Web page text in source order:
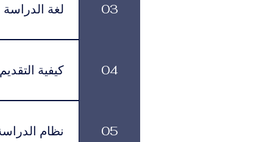
لموافقة التأشيرة وأنظمة السفر.
03 لغة الدراسة
يتم تقديم البرنامج باللغة العربية.
04 كيفية التقديم
يمكن تقديم طلب
القبول بمساعدتك خلال جميع مراحل التقديم والتسجيل.
05 نظام